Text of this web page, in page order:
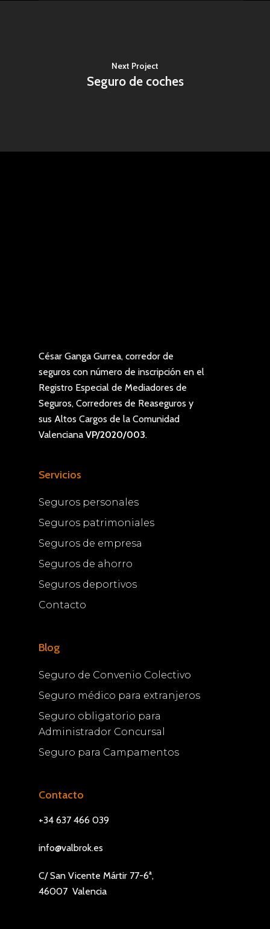
Next Project
Seguro de coches
César Ganga Gurrea, corredor de
seguros con número de inscripción en el
Registro Especial de Mediadores de
Seguros, Corredores de Reaseguros y
sus Altos Cargos de la Comunidad
Valenciana VP/2020/003.
Servicios
Seguros personales
Seguros patrimoniales
Seguros de empresa
Seguros de ahorro
Seguros deportivos
Contacto
Blog
Seguro de Convenio Colectivo
Seguro médico para extranjeros
Seguro obligatorio para
Administrador Concursal
Seguro para Campamentos
Contacto
+34 637 466 039
info@valbrok.es
C/ San Vicente Mártir 77-6ª,
46007 Valencia